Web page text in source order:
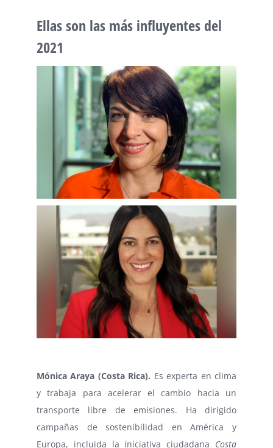
Ellas son las más influyentes del
2021
Mónica Araya (Costa Rica). Es experta en clima
y trabaja para acelerar el cambio hacia un
transporte libre de emisiones. Ha dirigido
campañas de sostenibilidad en América y
Europa, incluida la iniciativa ciudadana Costa